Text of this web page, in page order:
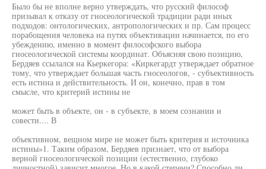
Было бы не вполне верно утверждать, что русский философ
призывал к отказу от гносеологической традиции ради иных
подходов: онтологических, антропологических и пр. Сам процесс
порабощения человека на путях объективации начинается, по его
убеждению, именно в момент философского выбора
гносеологической системы координат. Объясняя свою позицию,
Бердяев ссылался на Кьеркегора: «Киркегардт утверждает обратное
тому, что утверждает большая часть гносеологов, - субъективность
есть истина и действительность. И он, конечно, прав в том
смысле, что критерий истины не
может быть в объекте, он - в субъекте, в моем сознании и
совести.... В
объективном, вещном мире не может быть критерия и источника
истины»1. Таким образом, Бердяев признает, что от выбора
верной гносеологической позиции (естественно, глубоко